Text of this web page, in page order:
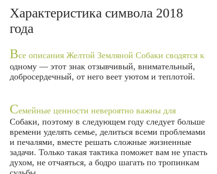
Характеристика символа 2018
года
Все описания Желтой Земляной Собаки сводятся к
одному — этот знак отзывчивый, внимательный,
добросердечный, от него веет уютом и теплотой.
Семейные ценности невероятно важны для
Собаки, поэтому в следующем году следует больше
времени уделять семье, делиться всеми проблемами
и печалями, вместе решать сложные жизненные
задачи. Только такая тактика поможет вам не упасть
духом, не отчаяться, а бодро шагать по тропинкам